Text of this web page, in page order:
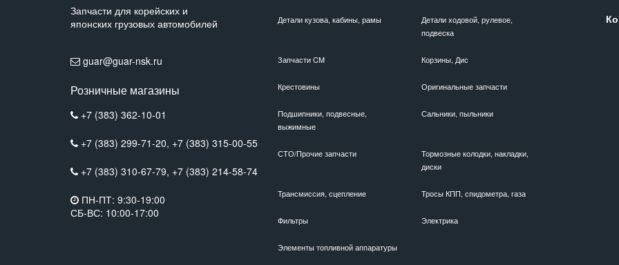
Запчасти для корейских и
японских грузовых автомобилей
guar@guar-nsk.ru
Розничные магазины
+7 (383) 362-10-01
+7 (383) 299-71-20, +7 (383) 315-00-55
+7 (383) 310-67-79, +7 (383) 214-58-74
ПН-ПТ: 9:30-19:00
СБ-ВС: 10:00-17:00
Детали кузова, кабины, рамы
Детали ходовой, рулевое,
подвеска
Запчасти CM Корзины, Дис
Крестовины Оригинальные запчасти
Подшипники, подвесные,
выжимные
Сальники, пыльники
СТО/Прочие запчасти
Тормозные колодки, накладки,
диски
Трансмиссия, сцепление Тросы КПП, спидометра, газа
Фильтры Электрика
Элементы топливной аппаратуры